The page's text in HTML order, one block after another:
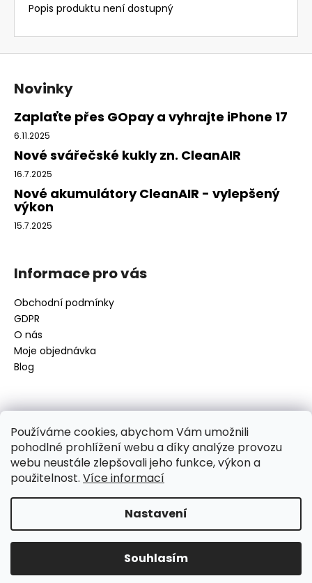
Používáme cookies, abychom Vám umožnili
pohodlné prohlížení webu a díky analýze provozu
webu neustále zlepšovali jeho funkce, výkon a
použitelnost. Více informací
Nastavení
Souhlasím
Popis produktu není dostupný
Z
Novinky
Zaplaťte přes GOpay a vyhrajte iPhone 17
6.11.2025
Nové svářečské kukly zn. CleanAIR
16.7.2025
Nové akumulátory CleanAIR - vylepšený
výkon
15.7.2025
Informace pro vás
Obchodní podmínky
GDPR
O nás
Moje objednávka
Blog
disamsafety@disamsafety.cz
596 624 947
773 253 401
Sledujte nás na Facebooku
DISAMSAFETY. Všechna práva vyhrazena.